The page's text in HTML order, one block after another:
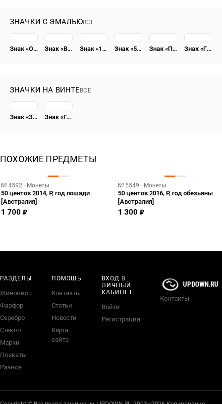
ЗНАЧКИ С ЭМАЛЬЮВСЕ
Знак «Отличник социалистического соревнования Наркомугля» [тип 4] Знак «ВССР. Всесоюзный союз строительных рабочих» Знак «15 лет Татарской АССР» [тип 2] Знак «50 лет пребывания в КПСС» Знак «Почетный радист СССР» Знак «ГВФ. За налет 500 тыс. км»
ЗНАЧКИ НА ВИНТЕ ВСЕ
Знак «Заслуженный работник НКВД» Знак «Герою Революционного движения 1917-1918 гг.» [тип 7]
ПОХОЖИЕ ПРЕДМЕТЫ
№ 4592 · Монеты
50 центов 2014, P, год лошади
[Австралия]
1 700 ₽
№ 5549 · Монеты
50 центов 2016, P, год обезьяны
[Австралия]
1 300 ₽
РАЗДЕЛЫ
Живопись
Фарфор
Серебро
Стекло
Марки
Плакаты
Разное
ПОМОЩЬ
Контакты
Статьи
Новости
Карта
сайта
ВХОД В
ЛИЧНЫЙ
КАБИНЕТ
Войти
Регистрация
Контакты